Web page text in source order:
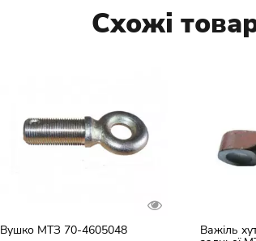
Схожі
Вушко МТЗ 70-4605048 Важіль